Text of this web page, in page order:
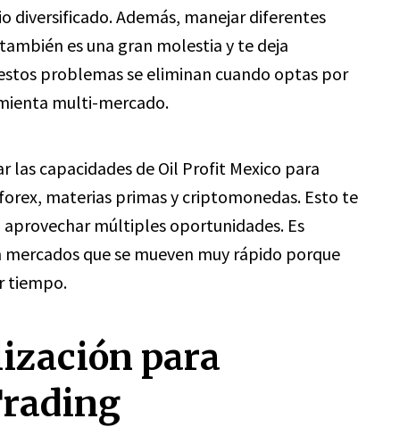
diversificado. Además, manejar diferentes
es una gran molestia y te deja
problemas se eliminan cuando optas por
multi-mercado.
las capacidades de Oil Profit Mexico para
materias primas y criptomonedas. Esto te
múltiples oportunidades. Es
que se mueven muy rápido porque
tiempo.
para